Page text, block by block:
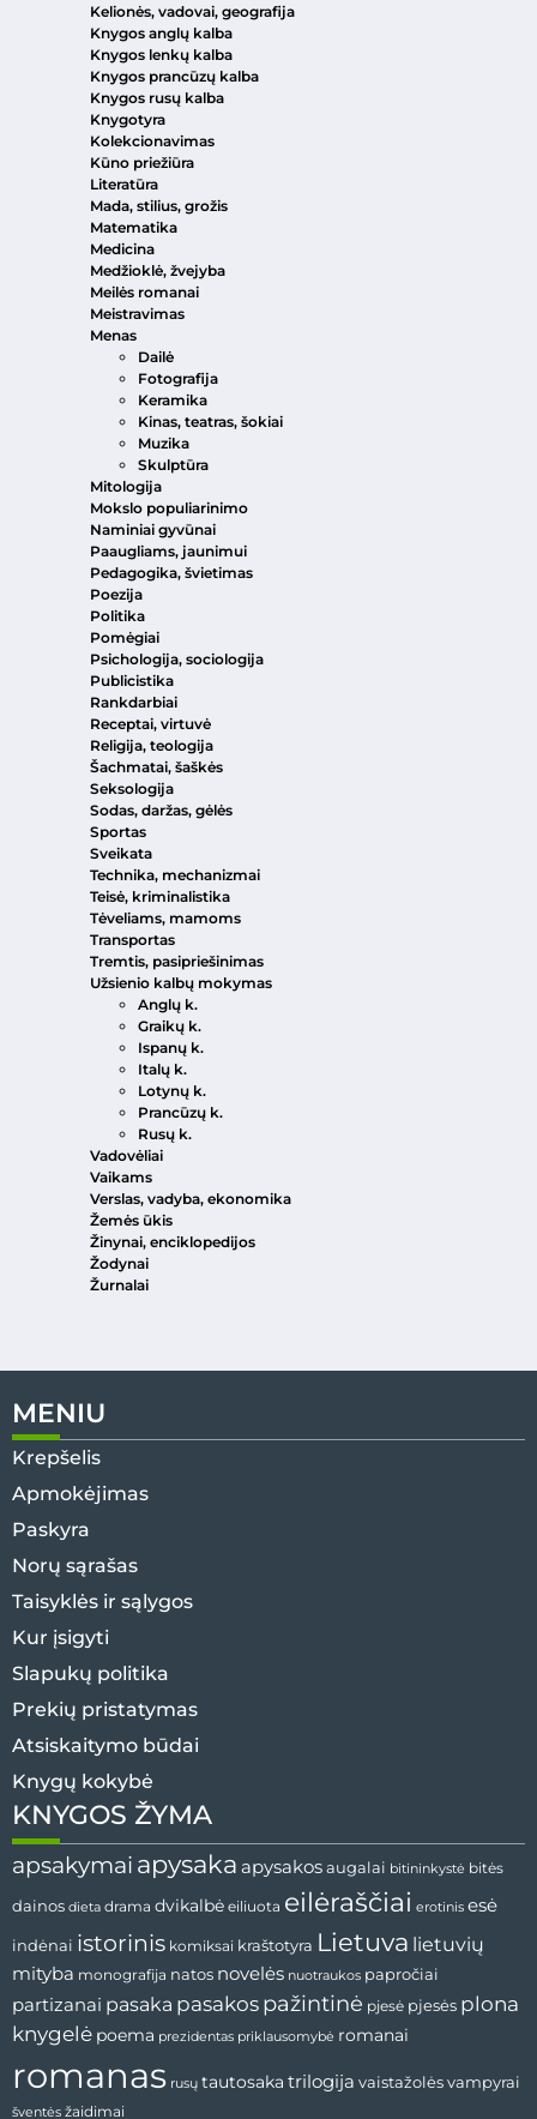
Kelionės, vadovai, geografija
Knygos anglų kalba
Knygos lenkų kalba
Knygos prancūzų kalba
Knygos rusų kalba
Knygotyra
Kolekcionavimas
Kūno priežiūra
Literatūra
Mada, stilius, grožis
Matematika
Medicina
Medžioklė, žvejyba
Meilės romanai
Meistravimas
Menas
Dailė
Fotografija
Keramika
Kinas, teatras, šokiai
Muzika
Skulptūra
Mitologija
Mokslo populiarinimo
Naminiai gyvūnai
Paaugliams, jaunimui
Pedagogika, švietimas
Poezija
Politika
Pomėgiai
Psichologija, sociologija
Publicistika
Rankdarbiai
Receptai, virtuvė
Religija, teologija
Šachmatai, šaškės
Seksologija
Sodas, daržas, gėlės
Sportas
Sveikata
Technika, mechanizmai
Teisė, kriminalistika
Tėveliams, mamoms
Transportas
Tremtis, pasipriešinimas
Užsienio kalbų mokymas
Anglų k.
Graikų k.
Ispanų k.
Italų k.
Lotynų k.
Prancūzų k.
Rusų k.
Vadovėliai
Vaikams
Verslas, vadyba, ekonomika
Žemės ūkis
Žinynai, enciklopedijos
Žodynai
Žurnalai
MENIU
Krepšelis
Apmokėjimas
Paskyra
Norų sąrašas
Taisyklės ir sąlygos
Kur įsigyti
Slapukų politika
Prekių pristatymas
Atsiskaitymo būdai
Knygų kokybė
KNYGOS ŽYMA
apsakymai apysaka apysakos augalai bitininkystė bitės
dainos dieta drama dvikalbė eiliuota eilėraščiai erotinis esė
indėnai istorinis komiksai kraštotyra Lietuva lietuvių
mityba monografija natos novelės nuotraukos papročiai
partizanai pasaka pasakos pažintinė pjesė pjesės plona
knygelė poema prezidentas priklausomybė romanai
romanas rusų tautosaka trilogija vaistažolėsvampyrai
šventės žaidimai